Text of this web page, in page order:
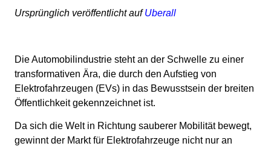
Ursprünglich veröffentlicht aufUberall
Die Automobilindustrie steht an der Schwelle zu einer
transformativen Ära, die durch den Aufstieg von
Elektrofahrzeugen (EVs) in das Bewusstsein der breiten
Öffentlichkeit gekennzeichnet ist.
Da sich die Welt in Richtung sauberer Mobilität bewegt,
gewinnt der Markt für Elektrofahrzeuge nicht nur an